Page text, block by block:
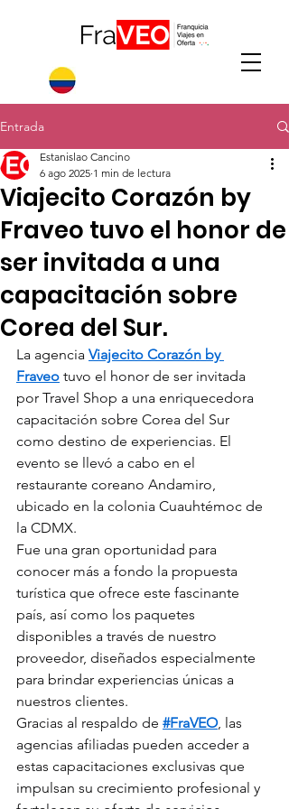
Entrada
Viajecito Corazón by
Fraveo tuvo el honor de
ser invitada a una
capacitación sobre
Corea del Sur.
Estanislao Cancino
6 ago 2025 1 min de lectura
La agencia Viajecito Corazón by
Fraveo tuvo el honor de ser invitada
por Travel Shop a una enriquecedora
capacitación sobre Corea del Sur
como destino de experiencias. El
evento se llevó a cabo en el
restaurante coreano Andamiro,
ubicado en la colonia Cuauhtémoc de
la CDMX.
Fue una gran oportunidad para
conocer más a fondo la propuesta
turística que ofrece este fascinante
país, así como los paquetes
disponibles a través de nuestro
proveedor, diseñados especialmente
para brindar experiencias únicas a
nuestros clientes.
Gracias al respaldo de #FraVEO, las
agencias afiliadas pueden acceder a
estas capacitaciones exclusivas que
impulsan su crecimiento profesional y